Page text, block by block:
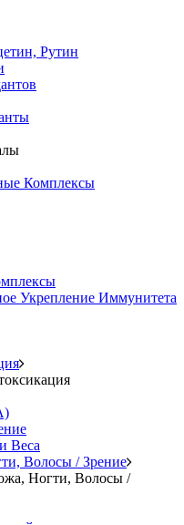
Рутин
Комплексы
Укрепление Иммунитета
Веса
Волосы / Зрение
Ногти, Волосы /